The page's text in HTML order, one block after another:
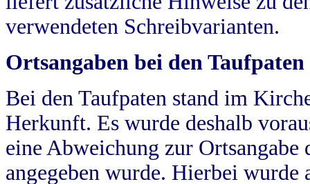
verwendeten Schreibvarianten.
Ortsangaben bei den Taufpaten
Bei den Taufpaten stand im
Herkunft. Es wurde deshalb
eine Abweichung zur
angegeben wurde. Hierbei wurde